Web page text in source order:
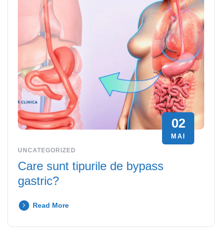
02
MAI
UNCATEGORIZED
Care sunt tipurile de bypass
gastric?
Read More